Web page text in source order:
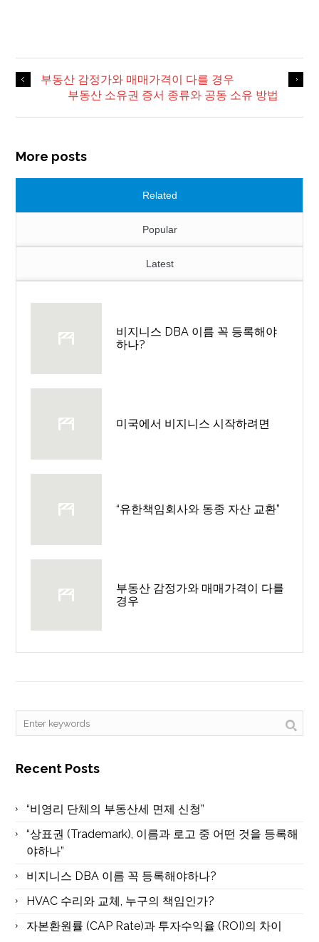
부동산 감정가와 매매가격이 다를 경우
부동산 소유권 증서 종류와 공동 소유 방법
More posts
Related
Popular
Latest
비지니스 DBA 이름 꼭 등록해야
하나?
미국에서 비지니스 시작하려면
“유한책임회사와 동종 자산 교환”
부동산 감정가와 매매가격이 다를
경우
Recent Posts
“비영리 단체의 부동산세 면제 신청”
“상표권 (Trademark), 이름과 로고 중 어떤 것을 등록해
야하나”
비지니스 DBA 이름 꼭 등록해야하나?
HVAC 수리와 교체, 누구의 책임인가?
자본환원률 (CAP Rate)과 투자수익율 (ROI)의 차이